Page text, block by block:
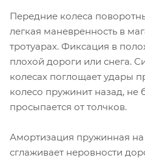
Передние колеса
легкая маневренность в
тротуарах. Фиксация в
плохой дороги или снега.
колесах поглощает удары
колесо пружинит назад, не
просыпается от толчков.
Амортизация пружинная
сглаживает неровности